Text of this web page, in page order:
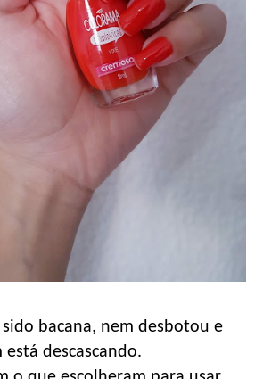
bacana, nem desbotou e
está descascando.